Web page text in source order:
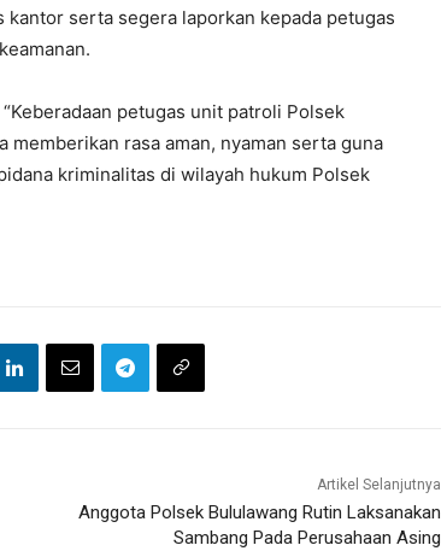
serta segera laporkan kepada petugas
petugas unit patroli Polsek
rasa aman, nyaman serta guna
kriminalitas di wilayah hukum Polsek
Artikel Selanjutnya
Anggota Polsek Bululawang Rutin Laksanakan
Sambang Pada Perusahaan Asing